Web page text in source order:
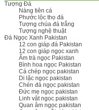
Tượng Đá
Nàng tiên cá
Phước lộc thọ đá
Tượng chúa đá trắng
Tượng nghệ thuật
Đá Ngọc Xanh Pakistan
12 con giáp đá Pakistan
12 con giáp ngọc xanh
Ấm trà ngọc Pakistan
Bình hoa ngọc Pakistan
Cá chép ngọc pakistan
Di lặc ngọc pakistan
Chén đá ngọc pakistan
Đức mẹ ngọc pakistan
Linh vật ngọc pakistan
Quan âm ngọc pakistan